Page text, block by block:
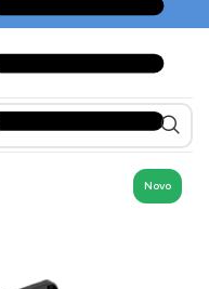
Novo